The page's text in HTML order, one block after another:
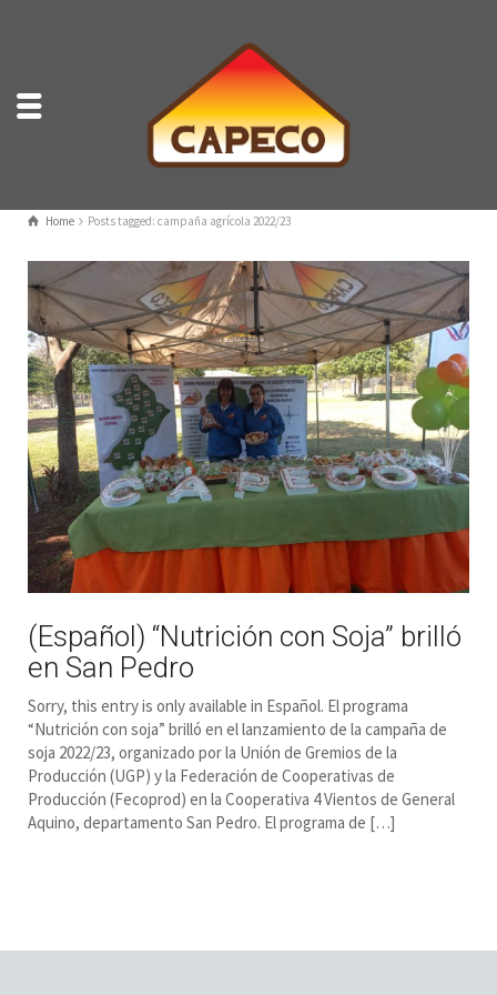
Home Posts tagged: campaña agrícola 2022/23
(Español) “Nutrición con Soja” brilló
en San Pedro
Sorry, this entry is only available in Español. El programa
“Nutrición con soja” brilló en el lanzamiento de la campaña de
soja 2022/23, organizado por la Unión de Gremios de la
Producción (UGP) y la Federación de Cooperativas de
Producción (Fecoprod) en la Cooperativa 4 Vientos de General
Aquino, departamento San Pedro. El programa de […]